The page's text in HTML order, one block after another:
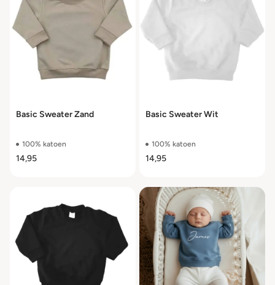
Basic Sweater Zand
100% katoen
14,95
Basic Sweater Wit
100% katoen
14,95